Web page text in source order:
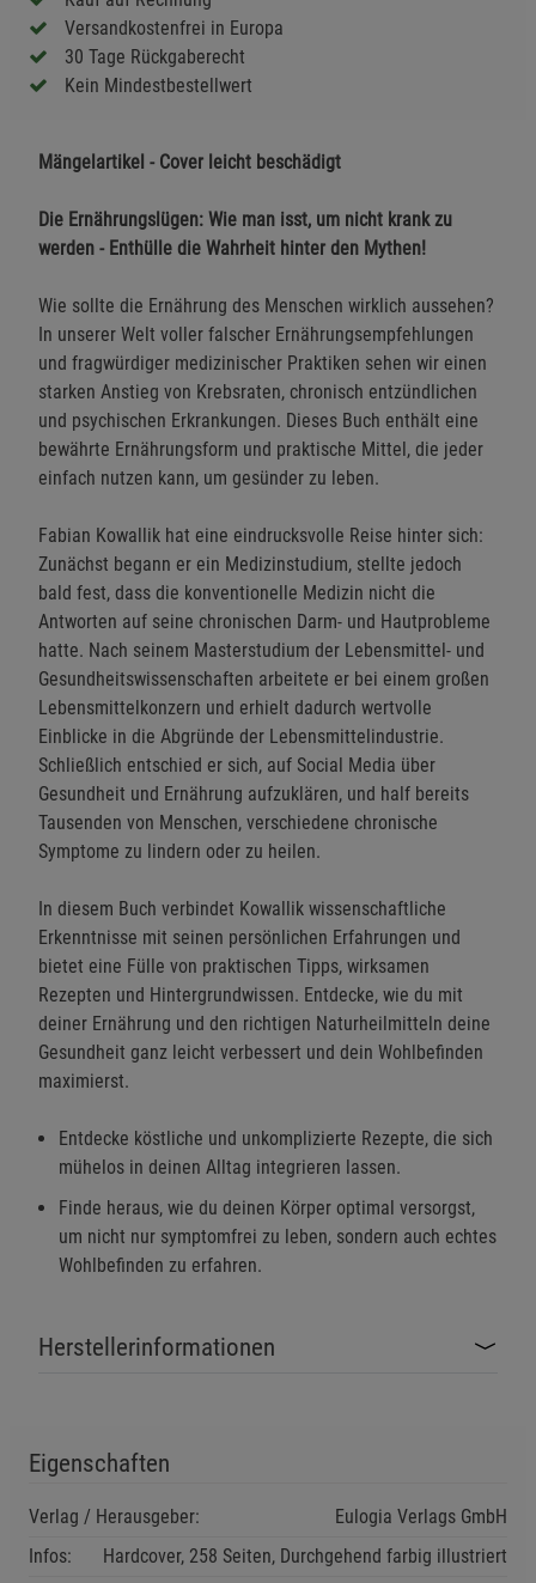
Versandkostenfrei in Europa
30 Tage Rückgaberecht
Kein Mindestbestellwert
Mängelartikel - Cover leicht beschädigt
Die Ernährungslügen: Wie man isst, um nicht krank zu
werden - Enthülle die Wahrheit hinter den Mythen!
Wie sollte die Ernährung des Menschen wirklich aussehen?
In unserer Welt voller falscher Ernährungsempfehlungen
und fragwürdiger medizinischer Praktiken sehen wir einen
starken Anstieg von Krebsraten, chronisch entzündlichen
und psychischen Erkrankungen. Dieses Buch enthält eine
bewährte Ernährungsform und praktische Mittel, die jeder
einfach nutzen kann, um gesünder zu leben.
Fabian Kowallik hat eine eindrucksvolle Reise hinter sich:
Zunächst begann er ein Medizinstudium, stellte jedoch
bald fest, dass die konventionelle Medizin nicht die
Antworten auf seine chronischen Darm- und Hautprobleme
hatte. Nach seinem Masterstudium der Lebensmittel- und
Gesundheitswissenschaften arbeitete er bei einem großen
Lebensmittelkonzern und erhielt dadurch wertvolle
Einblicke in die Abgründe der Lebensmittelindustrie.
Schließlich entschied er sich, auf Social Media über
Gesundheit und Ernährung aufzuklären, und half bereits
Tausenden von Menschen, verschiedene chronische
Symptome zu lindern oder zu heilen.
In diesem Buch verbindet Kowallik wissenschaftliche
Erkenntnisse mit seinen persönlichen Erfahrungen und
bietet eine Fülle von praktischen Tipps, wirksamen
Rezepten und Hintergrundwissen. Entdecke, wie du mit
deiner Ernährung und den richtigen Naturheilmitteln deine
Gesundheit ganz leicht verbessert und dein Wohlbefinden
maximierst.
Entdecke köstliche und unkomplizierte Rezepte, die sich
mühelos in deinen Alltag integrieren lassen.
Finde heraus, wie du deinen Körper optimal versorgst,
um nicht nur symptomfrei zu leben, sondern auch echtes
Wohlbefinden zu erfahren.
Herstellerinformationen
Eigenschaften
Verlag / Herausgeber:
Eulogia Verlags GmbH
Infos:
Hardcover, 258 Seiten, Durchgehend farbig illustriert